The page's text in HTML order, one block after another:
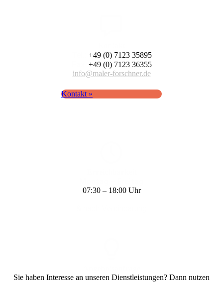
+49 (0) 7123 35895
+49 (0) 7123 36355
info@maler-forschner.de
Kontakt »
07:30 – 18:00 Uhr
Sie haben Interesse an unseren Dienst­leistungen? Dann nutzen